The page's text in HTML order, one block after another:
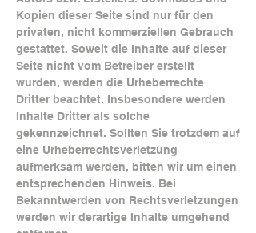
Kopien dieser Seite sind nur für den
privaten, nicht kommerziellen Gebrauch
gestattet. Soweit die Inhalte auf dieser
Seite nicht vom Betreiber erstellt
wurden, werden die Urheberrechte
Dritter beachtet. Insbesondere werden
Inhalte Dritter als solche
gekennzeichnet. Sollten Sie trotzdem auf
eine Urheberrechtsverletzung
aufmerksam werden, bitten wir um einen
entsprechenden Hinweis. Bei
Bekanntwerden von Rechtsverletzungen
werden wir derartige Inhalte umgehend